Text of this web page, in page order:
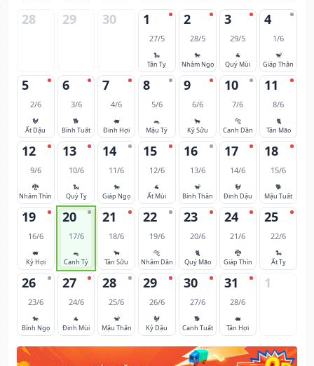
28 29 30 1
27/5
🐍
Tân Tỵ
2
28/5
🐎
Nhâm Ngọ
3
29/5
🐐
Quý Mùi
4
1/6
🐒
Giáp Thân
5
2/6
🐓
Ất Dậu
6
3/6
🐕
Bính Tuất
7
4/6
🐖
Đinh Hợi
8
5/6
🐀
Mậu Tý
9
6/6
🐂
Kỷ Sửu
10
7/6
🐅
Canh Dần
11
8/6
🐈
Tân Mão
12
9/6
🐉
Nhâm Thìn
13
10/6
🐍
Quý Tỵ
14
11/6
🐎
Giáp Ngọ
15
12/6
🐐
Ất Mùi
16
13/6
🐒
Bính Thân
17
14/6
🐓
Đinh Dậu
18
15/6
🐕
Mậu Tuất
19
16/6
🐖
Kỷ Hợi
20
17/6
🐀
Canh Tý
21
18/6
🐂
Tân Sửu
22
19/6
🐅
Nhâm Dần
23
20/6
🐈
Quý Mão
24
21/6
🐉
Giáp Thìn
25
22/6
🐍
Ất Tỵ
26
23/6
🐎
Bính Ngọ
27
24/6
🐐
Đinh Mùi
28
25/6
🐒
Mậu Thân
29
26/6
🐓
Kỷ Dậu
30
27/6
🐕
Canh Tuất
31
28/6
🐖
Tân Hợi
1